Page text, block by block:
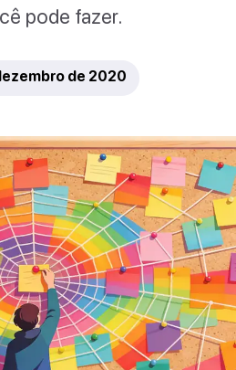
pode fazer.
de 2020